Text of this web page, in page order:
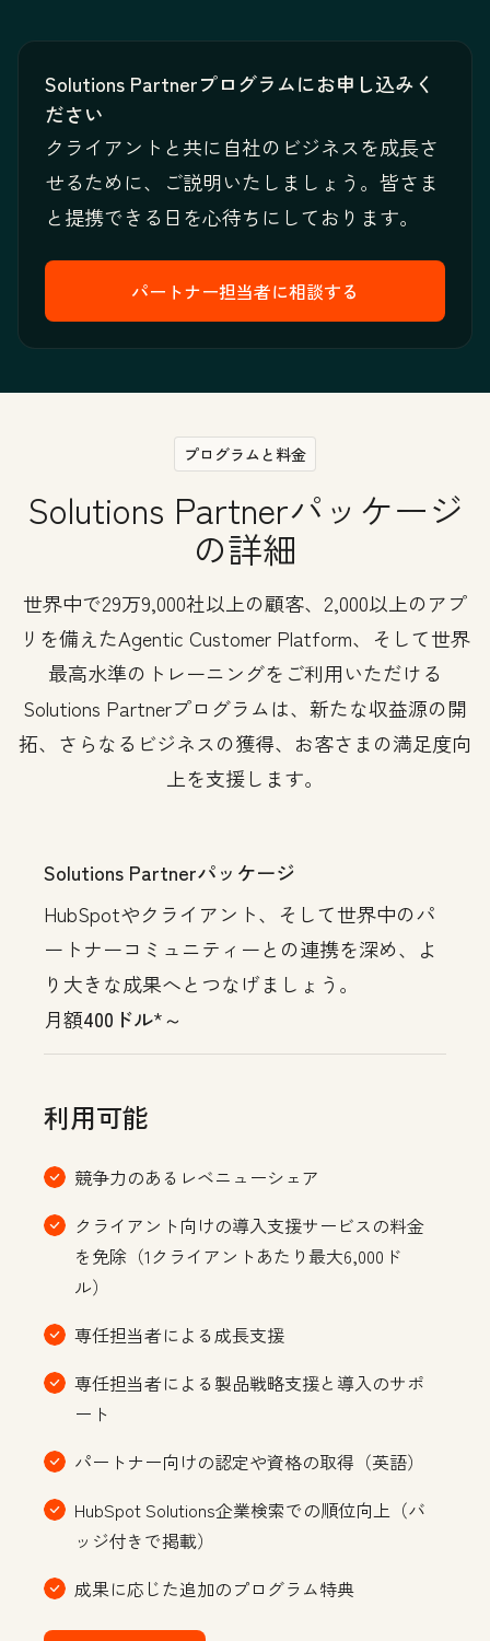
Solutions Partnerプログラムにお申し込みく
ださい
クライアントと共に自社のビジネスを成長さ
せるために、ご説明いたしましょう。皆さま
と提携できる日を心待ちにしております。
パートナー担当者に相談する
プログラムと料金
Solutions Partnerパッケージ
の詳細
世界中で29万9,000社以上の顧客、2,000以上のアプ
リを備えたAgentic Customer Platform、そして世界
最高水準のトレーニングをご利用いただける
Solutions Partnerプログラムは、新たな収益源の開
拓、さらなるビジネスの獲得、お客さまの満足度向
上を支援します。
Solutions Partnerパッケージ
HubSpotやクライアント、そして世界中のパ
ートナーコミュニティーとの連携を深め、よ
り大きな成果へとつなげましょう。
月額400ドル*～
利用可能
競争力のあるレベニューシェア
クライアント向けの導入支援サービスの料金
を免除（1クライアントあたり最大6,000ド
ル）
専任担当者による成長支援
専任担当者による製品戦略支援と導入のサポ
ート
パートナー向けの認定や資格の取得（英語）
HubSpot Solutions企業検索での順位向上（バ
ッジ付きで掲載）
成果に応じた追加のプログラム特典